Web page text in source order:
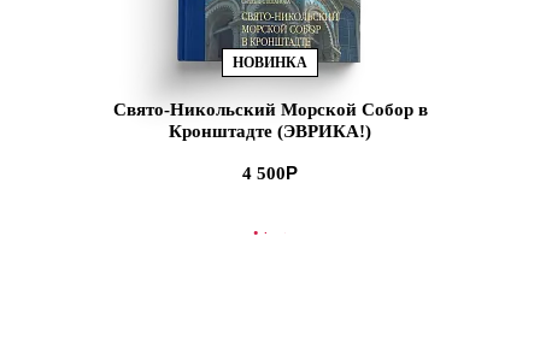
НОВИНКА
Свято-Никольский Морской Собор в
Кронштадте (ЭВРИКА!)
4 500
В КОРЗИНУ